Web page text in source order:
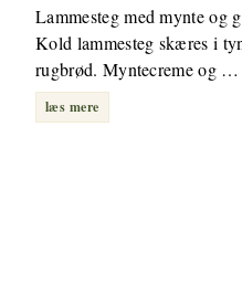
Lammesteg med mynte
Kold lammesteg skæres i
rugbrød. Myntecreme og …
læs mere